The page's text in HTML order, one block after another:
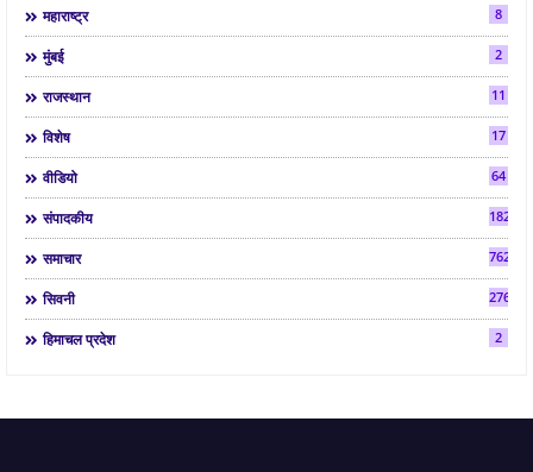
महाराष्ट्र 8
मुंबई 2
राजस्थान 11
विशेष 17
वीडियो 64
संपादकीय 182
समाचार 7624
सिवनी 2763
हिमाचल प्रदेश 2